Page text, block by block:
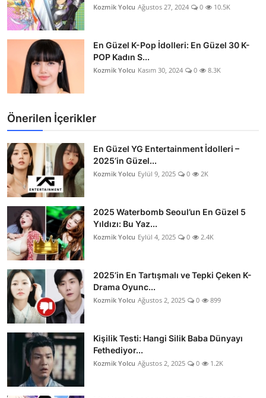
Kozmik Yolcu Ağustos 27, 2024 0 10.5K
En Güzel K-Pop İdolleri: En Güzel 30 K-
POP Kadın S...
Kozmik Yolcu Kasım 30, 2024 0 8.3K
Önerilen İçerikler
En Güzel YG Entertainment İdolleri –
2025’in Güzel...
Kozmik Yolcu Eylül 9, 2025 0 2K
2025 Waterbomb Seoul’un En Güzel 5
Yıldızı: Bu Yaz...
Kozmik Yolcu Eylül 4, 2025 0 2.4K
2025’in En Tartışmalı ve Tepki Çeken K-
Drama Oyunc...
Kozmik Yolcu Ağustos 2, 2025 0 899
Kişilik Testi: Hangi Silik Baba Dünyayı
Fethediyor...
Kozmik Yolcu Ağustos 2, 2025 0 1.2K